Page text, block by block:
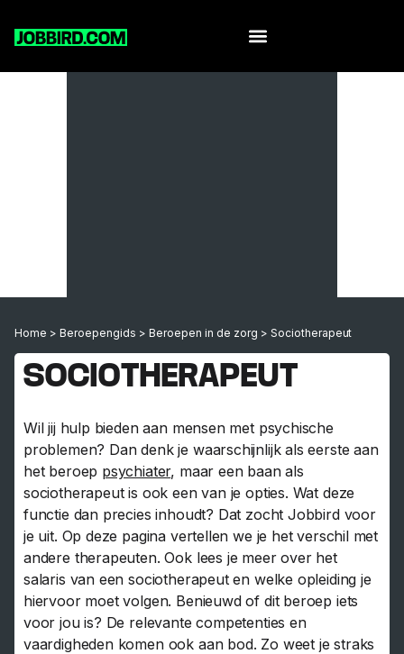
Home > Beroepengids > Beroepen in de zorg > Sociotherapeut
SOCIOTHERAPEUT
Wil jij hulp bieden aan mensen met psychische
problemen? Dan denk je waarschijnlijk als eerste aan
het beroep psychiater, maar een baan als
sociotherapeut is ook een van je opties. Wat deze
functie dan precies inhoudt? Dat zocht Jobbird voor
je uit. Op deze pagina vertellen we je het verschil met
andere therapeuten. Ook lees je meer over het
salaris van een sociotherapeut en welke opleiding je
hiervoor moet volgen. Benieuwd of dit beroep iets
voor jou is? De relevante competenties en
vaardigheden komen ook aan bod. Zo weet je straks